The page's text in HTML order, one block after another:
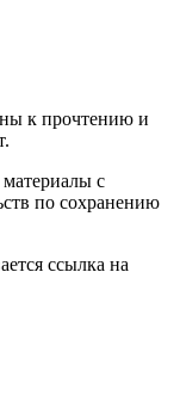
к прочтению и
с
по сохранению
ссылка на